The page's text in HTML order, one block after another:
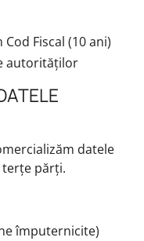
Fiscal (10 ani)
autorităților
datele
părți.
împuternicite)